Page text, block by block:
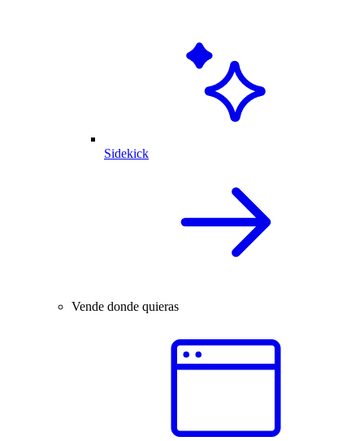
Sidekick
Vende donde quieras